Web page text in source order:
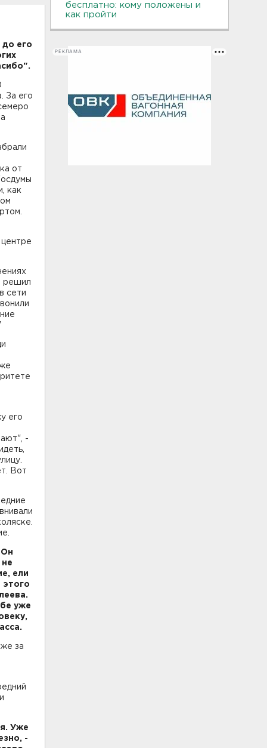
до его
За его
от
как
решил
сети
его
-
Вот
Он
ели
этого
уже
за
Уже
-
бесплатно: кому положены и
как пройти
РЕКЛАМА